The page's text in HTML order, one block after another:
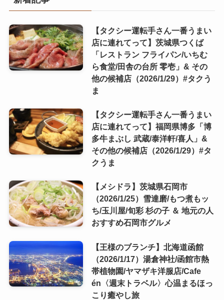
【タクシー運転手さん一番うまい
店に連れてって】茨城県つくば
「レストラン フライパン/いちむ
ら食堂/田舎の台所 零壱」& その
他の候補店（2026/1/29）#タクう
ま
【タクシー運転手さん一番うまい
店に連れてって】福岡県博多「博
多牛まぶし 武蔵/泰洋軒/喜人」&
その他の候補店（2026/1/29）#タ
クうま
【メシドラ】茨城県石岡市
（2026/1/25）雪達磨/もつ煮もッ
ち/玉川屋/旬彩 杉の子 ＆ 地元の人
おすすめ石岡市グルメ
【王様のブランチ】北海道函館
（2026/1/17）湯倉神社/函館市熱
帯植物園/ヤマザキ洋服店/Cafe
én〈週末トラベル〉心温まるほっ
こり癒やし旅